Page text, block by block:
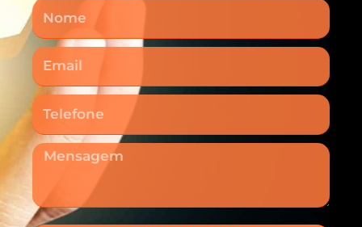
Nome
Email
Telefone
Mensagem